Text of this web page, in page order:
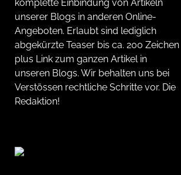
komplette Einbindung von Artikeln
unserer Blogs in anderen Online-
Angeboten. Erlaubt sind lediglich
abgekürzte Teaser bis ca. 200 Zeichen
plus Link zum ganzen Artikel in
unseren Blogs. Wir behalten uns bei
Verstössen rechtliche Schritte vor. Die
Redaktion!